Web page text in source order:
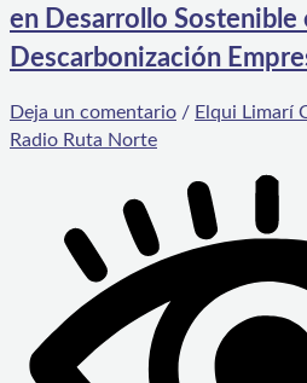
en Desarrollo Sostenible
Descarbonización
Deja un comentario / Elqui Limarí
Radio Ruta Norte